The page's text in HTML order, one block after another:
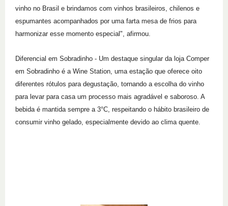
vinho no Brasil e brindamos com vinhos brasileiros, chilenos e
espumantes acompanhados por uma farta mesa de frios para
harmonizar esse momento especial", afirmou.
Diferencial em Sobradinho - Um destaque singular da loja Comper
em Sobradinho é a Wine Station, uma estação que oferece oito
diferentes rótulos para degustação, tornando a escolha do vinho
para levar para casa um processo mais agradável e saboroso. A
bebida é mantida sempre a 3°C, respeitando o hábito brasileiro de
consumir vinho gelado, especialmente devido ao clima quente.